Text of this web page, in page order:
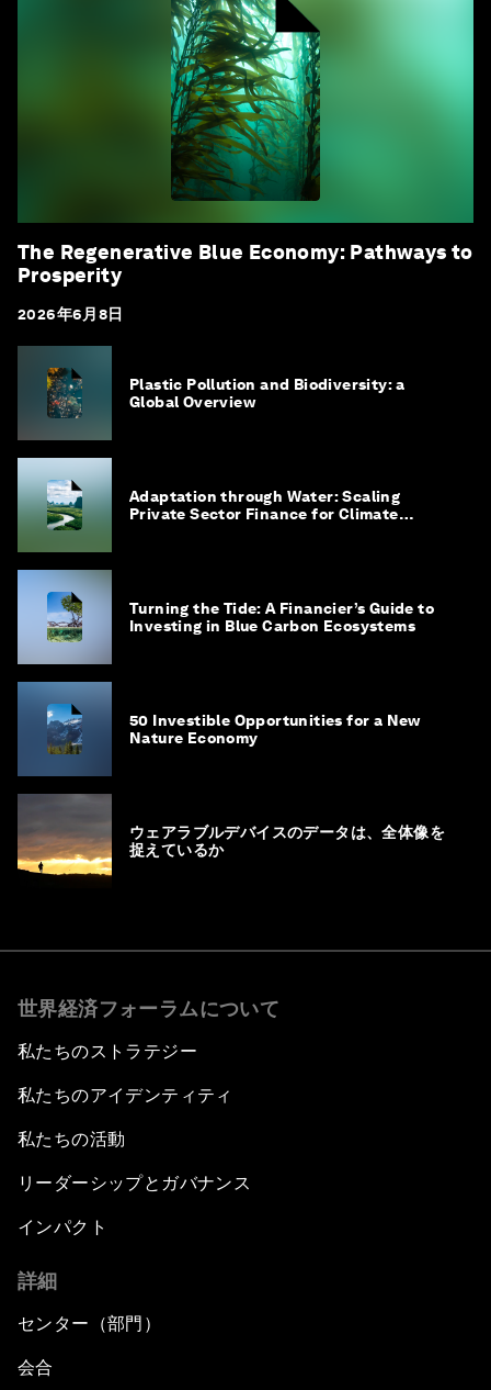
The Regenerative Blue Economy: Pathways to
Prosperity
2026年6月8日
Plastic Pollution and Biodiversity: a
Global Overview
Adaptation through Water: Scaling
Private Sector Finance for Climate
Turning the Tide: A Financier’s Guide to
Investing in Blue Carbon Ecosystems
50 Investible Opportunities for a New
Nature Economy
ウェアラブルデバイスのデータは、全体像を
捉えているか
世界経済フォーラムについて
私たちのストラテジー
私たちのアイデンティティ
私たちの活動
リーダーシップとガバナンス
インパクト
詳細
センター（部門）
会合